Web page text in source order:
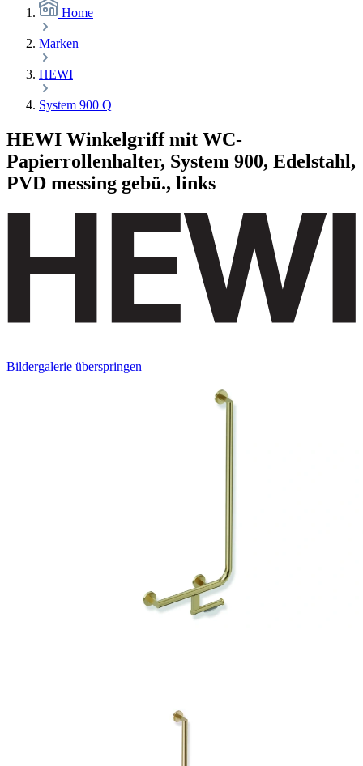
Home
Marken
HEWI
System 900 Q
HEWI Winkelgriff mit WC-
Papierrollenhalter, System 900, Edelstahl,
PVD messing gebü., links
Bildergalerie überspringen